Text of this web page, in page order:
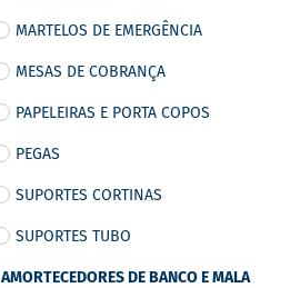
MARTELOS DE EMERGÊNCIA
MESAS DE COBRANÇA
PAPELEIRAS E PORTA COPOS
PEGAS
SUPORTES CORTINAS
SUPORTES TUBO
AMORTECEDORES DE BANCO E MALA